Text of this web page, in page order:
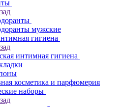
мужские
гигиена
интимная гигиена
косметика и парфюмерия
наборы